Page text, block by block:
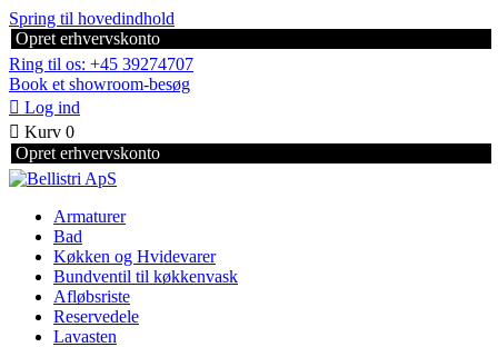
Spring til hovedindhold
Opret erhvervskonto
Ring til os: +45 39274707
Book et showroom-besøg
 Log ind
 Kurv 0
Opret erhvervskonto
Armaturer
Bad
Køkken og Hvidevarer
Bundventil til køkkenvask
Afløbsriste
Reservedele
Lavasten